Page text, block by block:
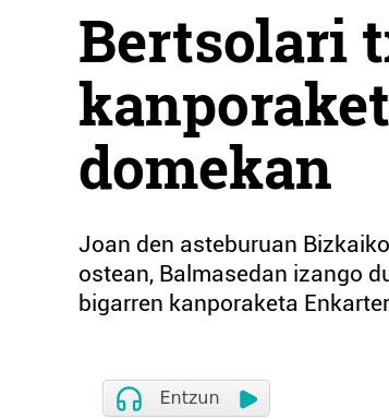
Bertsolari
domekan
Joan den asteburuan
ostean, Balmasedan izango
bigarren kanporaketa